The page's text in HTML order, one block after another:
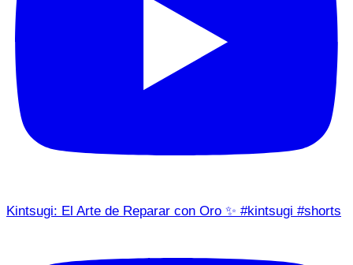
Kintsugi: El Arte de Reparar con Oro ✨ #kintsugi #shorts